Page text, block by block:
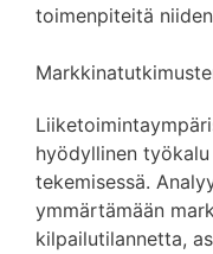
toimenpiteitä
hyödyllinen
tekemisessä.
ymmärtämään
kilpailutilannetta,